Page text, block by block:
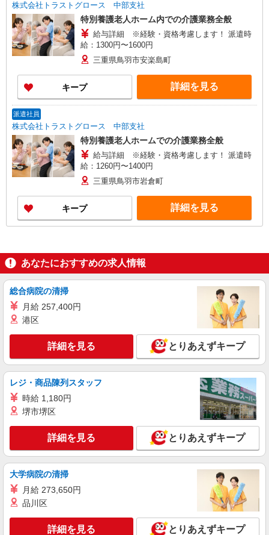
株式会社トラストグロース 中部支社
特別養護老人ホーム内での介護業務全般
給与詳細 ※経験・資格考慮します！ 派遣時
給：1300円〜1600円
三重県鳥羽市安楽島町
キープ 詳細を見る
派遣社員
株式会社トラストグロース 中部支社
特別養護老人ホームでの介護業務全般
給与詳細 ※経験・資格考慮します！ 派遣時
給：1260円〜1400円
三重県鳥羽市岩倉町
キープ 詳細を見る
あなたにおすすめの求人情報
総合病院の清掃
月給 257,400円
港区
詳細を見る とりあえずキープ
レジ・商品陳列スタッフ
時給 1,180円
堺市堺区
詳細を見る とりあえずキープ
大学病院の清掃
月給 273,650円
品川区
詳細を見る とりあえずキープ